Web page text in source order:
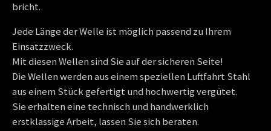
bricht.
Jede Länge der Welle ist möglich passend zu Ihrem
Einsatzzweck.
Mit diesen Wellen sind Sie auf der sicheren Seite!
Die Wellen werden aus einem speziellen Luftfahrt Stahl
aus einem Stück gefertigt und hochwertig vergütet.
Sie erhalten eine technisch und handwerklich
erstklassige Arbeit, lassen Sie sich beraten.